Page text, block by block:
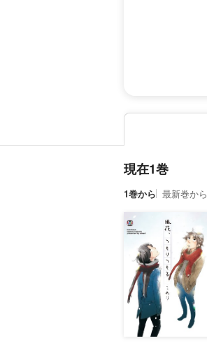
現在1巻
1巻から 最新巻から